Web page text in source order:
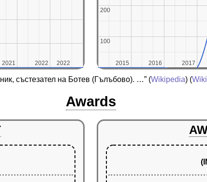
2021
2021 2022
2022 2022
2022 2015
2015 2016
2016 2017
2017
100
100
200
200
състезател на Ботев (Гълъбово). …” (Wikipedia) (
Awards